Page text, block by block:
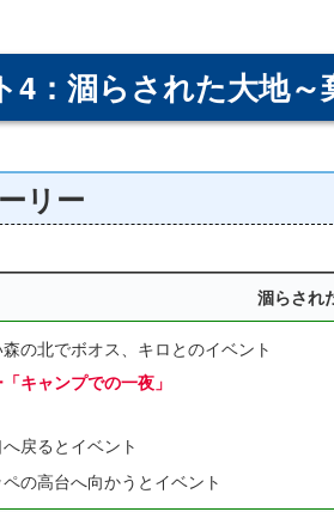
4：涸らされた大地
リー
涸らされ
森の北でボオス、キロとのイベント
キャンプでの一夜」
へ戻るとイベント
ペの高台へ向かうとイベント